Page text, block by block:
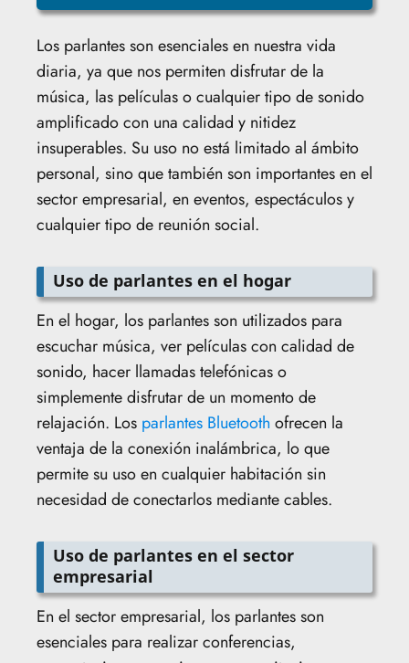
Los parlantes son esenciales en nuestra vida
diaria, ya que nos permiten disfrutar de la
música, las películas o cualquier tipo de sonido
amplificado con una calidad y nitidez
insuperables. Su uso no está limitado al ámbito
personal, sino que también son importantes en el
sector empresarial, en eventos, espectáculos y
cualquier tipo de reunión social.
Uso de parlantes en el hogar
En el hogar, los parlantes son utilizados para
escuchar música, ver películas con calidad de
sonido, hacer llamadas telefónicas o
simplemente disfrutar de un momento de
relajación. Los parlantes Bluetooth ofrecen la
ventaja de la conexión inalámbrica, lo que
permite su uso en cualquier habitación sin
necesidad de conectarlos mediante cables.
Uso de parlantes en el sector
empresarial
En el sector empresarial, los parlantes son
esenciales para realizar conferencias,